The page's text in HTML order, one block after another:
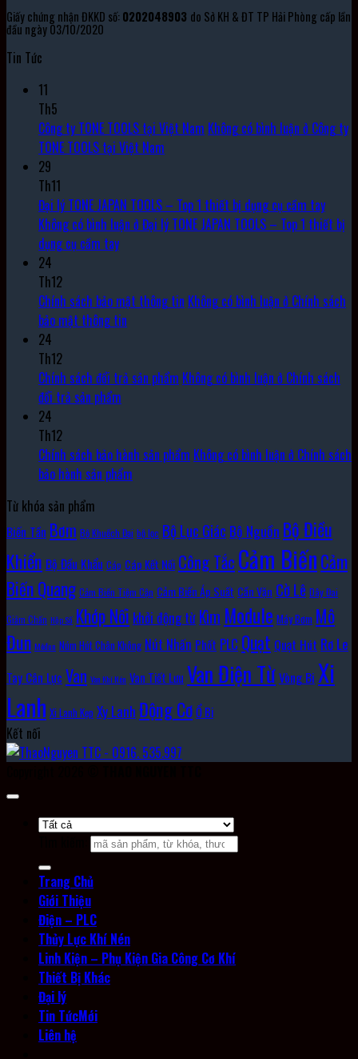
Giấy chứng nhận ĐKKD số:0202048903 do Sở KH & ĐT TP Hải Phòng cấp lần
đầu ngày 03/10/2020
Tin Tức
11
Th5
Công ty TONE TOOLS tại Việt Nam Không có bình luận ở Công ty
TONE TOOLS tại Việt Nam
29
Th11
Đại lý TONE JAPAN TOOLS – Top 1 thiết bị dụng cụ cầm tay
Không có bình luận ở Đại lý TONE JAPAN TOOLS – Top 1 thiết bị
dụng cụ cầm tay
24
Th12
Chính sách bảo mật thông tin Không có bình luận ở Chính sách
bảo mật thông tin
24
Th12
Chính sách đổi trả sản phẩm Không có bình luận ở Chính sách
đổi trả sản phẩm
24
Th12
Chính sách bảo hành sản phẩm Không có bình luận ở Chính sách
bảo hành sản phẩm
Từ khóa sản phẩm
Biến Tần Bơm Bộ Khuếch Đại bộ lọc Bộ Lục Giác Bộ Nguồn Bộ Điều
Khiển Bộ Đầu Khẩu Cáp Cáp Kết Nối Công TắcCảm BiếnCảm
Biến Quang Cảm Biến Tiệm Cận Cảm Biến Áp Suất Cần Vặn Cờ Lê Dây Đai
Giảm Chấn Hộp Số Khớp Nối khởi động từ Kìm Module Máy Bơm Mô
Đun Môđun Núm Hút Chân Không Nút Nhấn Phốt PLC Quạt Quạt Hút Rơ Le
Tay Cân Lực Van Van Khí Nén Van Tiết Lưu Van Điện TừVòng Bi Xi
Lanh Xi Lanh Kẹp Xy LanhĐộng CơỔ Bi
Kết nối
Trang Chủ
Giới Thiệu
Điện – PLC
Thủy Lực Khí Nén
Linh Kiện – Phụ Kiện Gia Công Cơ Khí
Thiết Bị Khác
Đại lý
Tin Tức
Liên hệ